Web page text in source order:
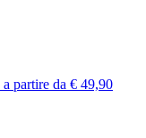
a partire da € 49,90